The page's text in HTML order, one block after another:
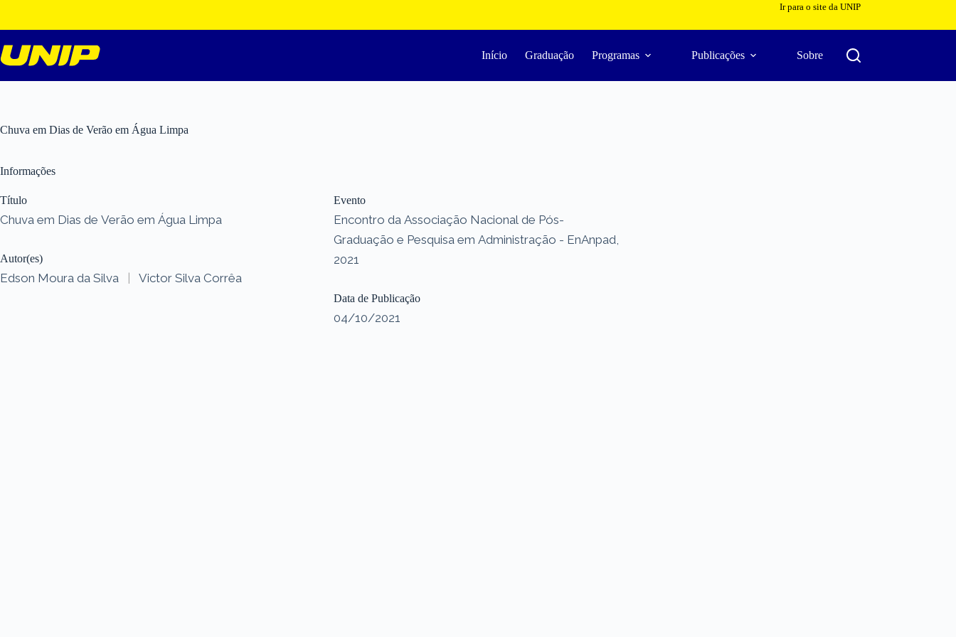
o
conteúdo
Ir para o site da UNIP
Início Graduação Programas Publicações Sobre
Chuva em Dias de Verão em Água Limpa
Informações
Título
Chuva em Dias de Verão em Água Limpa
Autor(es)
Edson Moura da Silva | Victor Silva Corrêa
Evento
Encontro da Associação Nacional de Pós-
Graduação e Pesquisa em Administração - EnAnpad,
2021
Data de Publicação
04/10/2021